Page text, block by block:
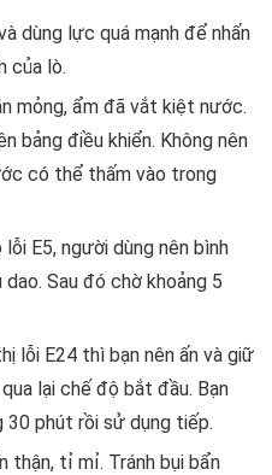
dùng lực quá mạnh để nhấn
của lò.
mỏng, ẩm đã vắt kiệt nước.
bảng điều khiển. Không nên
có thể thấm vào trong
E5, người dùng nên bình
Sau đó chờ khoảng 5
lỗi E24 thì bạn nên ấn và giữ
lại chế độ bắt đầu. Bạn
phút rồi sử dụng tiếp.
thận, tỉ mỉ. Tránh bụi bẩn